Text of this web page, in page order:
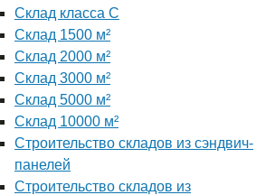
Склад класса С
Склад 1500 м²
Склад 2000 м²
Склад 3000 м²
Склад 5000 м²
Склад 10000 м²
Строительство складов из сэндвич-
панелей
Строительство складов из